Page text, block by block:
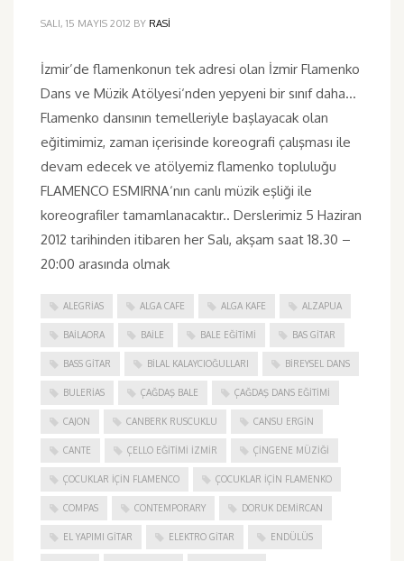
SALI, 15 MAYIS 2012 BY RASI
İzmir’de flamenkonun tek adresi olan İzmir Flamenko
Dans ve Müzik Atölyesi‘nden yepyeni bir sınıf daha…
Flamenko dansının temelleriyle başlayacak olan
eğitimimiz, zaman içerisinde koreografi çalışması ile
devam edecek ve atölyemiz flamenko topluluğu
FLAMENCO ESMIRNA‘nın canlı müzik eşliği ile
koreografiler tamamlanacaktır.. Derslerimiz 5 Haziran
2012 tarihinden itibaren her Salı, akşam saat 18.30 –
20:00 arasında olmak
ALEGRIAS ALGA CAFE ALGA KAFE ALZAPUA
BAILAORA BAILE BALE EĞITIMI BAS GITAR
BASS GITAR BILAL KALAYCIOĞULLARI BIREYSEL DANS
BULERIAS ÇAĞDAŞ BALE ÇAĞDAŞ DANS EĞITIMI
CAJON CANBERK RUSCUKLU CANSU ERGIN
CANTE ÇELLO EĞITIMI İZMIR ÇINGENE MÜZIĞI
ÇOCUKLAR IÇIN FLAMENCO ÇOCUKLAR IÇIN FLAMENKO
COMPAS CONTEMPORARY DORUK DEMIRCAN
EL YAPIMI GITAR ELEKTRO GITAR ENDÜLÜS